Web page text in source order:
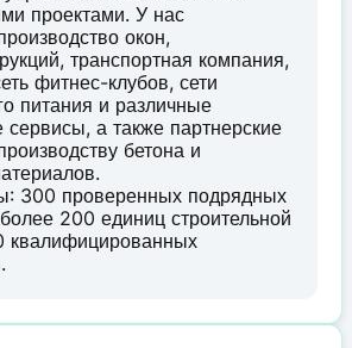
проектами. У нас
окон,
транспортная компания,
фитнес-клубов, сети
питания и различные
сервисы, а также партнерские
бетона и
300 проверенных подрядных
200 единиц строительной
квалифицированных